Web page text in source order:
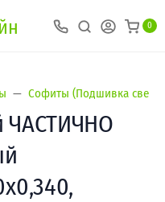
0
Софиты (Подшивка
ЧАСТИЧНО